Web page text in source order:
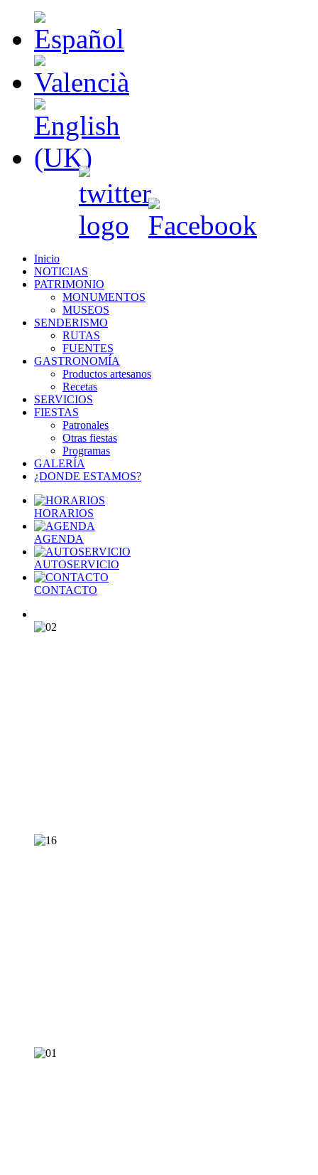
Inicio
NOTICIAS
PATRIMONIO
MONUMENTOS
MUSEOS
SENDERISMO
RUTAS
FUENTES
GASTRONOMÍA
Productos artesanos
Recetas
SERVICIOS
FIESTAS
Patronales
Otras fiestas
Programas
GALERÍA
¿DONDE ESTAMOS?
HORARIOS
AGENDA
AUTOSERVICIO
CONTACTO